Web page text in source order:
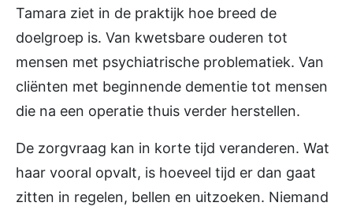
Tamara ziet in de praktijk hoe breed de
doelgroep is. Van kwetsbare ouderen tot
mensen met psychiatrische problematiek. Van
cliënten met beginnende dementie tot mensen
die na een operatie thuis verder herstellen.
De zorgvraag kan in korte tijd veranderen. Wat
haar vooral opvalt, is hoeveel tijd er dan gaat
zitten in regelen, bellen en uitzoeken. Niemand